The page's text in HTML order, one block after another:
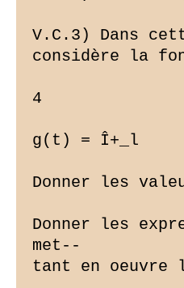
V.C.3) Dans
considère la
4
g(t) = Î+_l
Donner les
Donner les
met--
tant en oeuvre